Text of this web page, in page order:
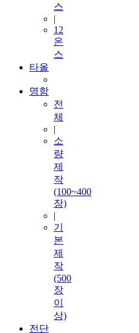
스
|
12
온
스
타올
명함
전
체
|
소
량
제
작
(100~400
장)
|
기
본
제
작
(500
장
이
상)
전단